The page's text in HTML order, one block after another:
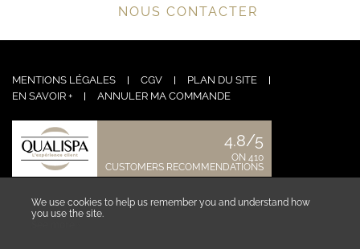
We use cookies to help us remember you and understand how
you use the site.
NOUS CONTACTER
MENTIONS LÉGALES CGV
PLAN DU SITE
EN SAVOIR +
ANNULER MA COMMANDE
4.8/5
ON 410
CUSTOMERS RECOMMENDATIONS
CONTACT US